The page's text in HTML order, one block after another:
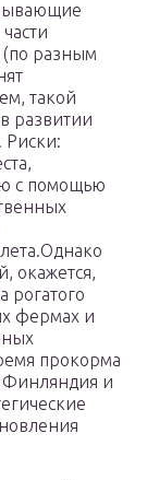
(по разным
такой
развитии
Риски:
с помощью
окажется,
рогатого
фермах и
прокорма
Финляндия и